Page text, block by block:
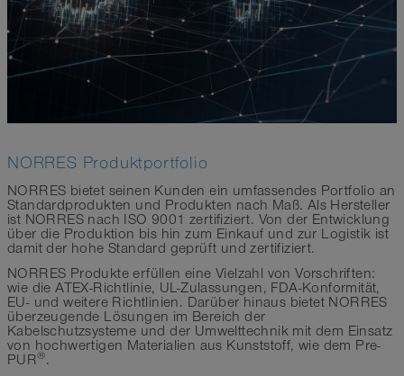
NORRES Produktportfolio
NORRES bietet seinen Kunden ein umfassendes Portfolio an
Standardprodukten und Produkten nach Maß. Als Hersteller
ist NORRES nach ISO 9001 zertifiziert. Von der Entwicklung
über die Produktion bis hin zum Einkauf und zur Logistik ist
damit der hohe Standard geprüft und zertifiziert.
NORRES Produkte erfüllen eine Vielzahl von Vorschriften:
wie die ATEX-Richtlinie, UL-Zulassungen, FDA-Konformität,
EU- und weitere Richtlinien. Darüber hinaus bietet NORRES
überzeugende Lösungen im Bereich der
Kabelschutzsysteme und der Umwelttechnik mit dem Einsatz
von hochwertigen Materialien aus Kunststoff, wie dem Pre-
PUR®.